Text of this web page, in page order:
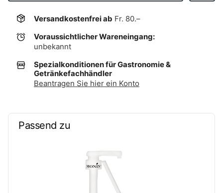
Versandkostenfrei ab Fr. 80.–
Voraussichtlicher Wareneingang:
unbekannt
Spezialkonditionen für Gastronomie &
Getränkefachhändler
Beantragen Sie hier ein Konto
Passend zu